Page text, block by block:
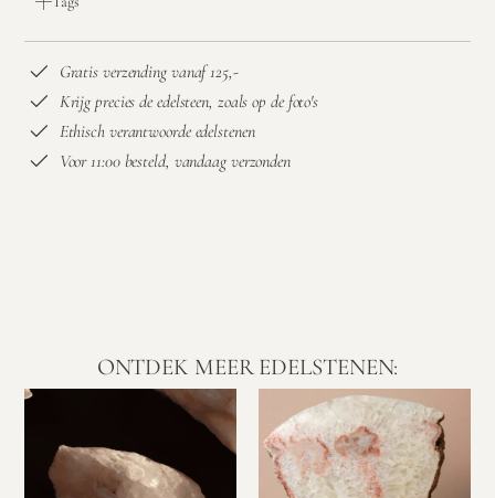
Gratis verzending vanaf 125,-
Krijg precies de edelsteen, zoals op de foto's
Ethisch verantwoorde edelstenen
Voor 11:00 besteld, vandaag verzonden
ONTDEK MEER EDELSTENEN: